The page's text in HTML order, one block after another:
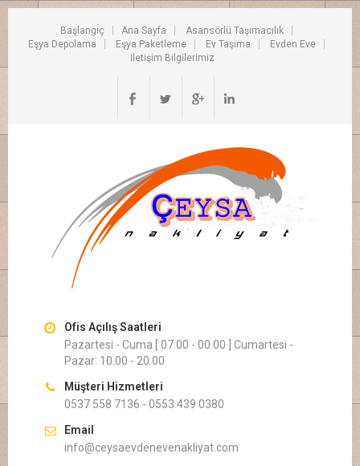
Başlangıç Ana Sayfa
Asansörlü Taşımacılık
Eşya Depolama
Eşya Paketleme Ev Taşıma
Evden Eve
İletişim Bilgilerimiz
Ofis Açılış Saatleri
Pazartesi - Cuma [ 07:00 - 00.00 ] Cumartesi -
Pazar: 10.00 - 20.00
Müşteri Hizmetleri
0537 558 7136 - 0553 439 0380
Email
info@ceysaevdenevenakliyat.com